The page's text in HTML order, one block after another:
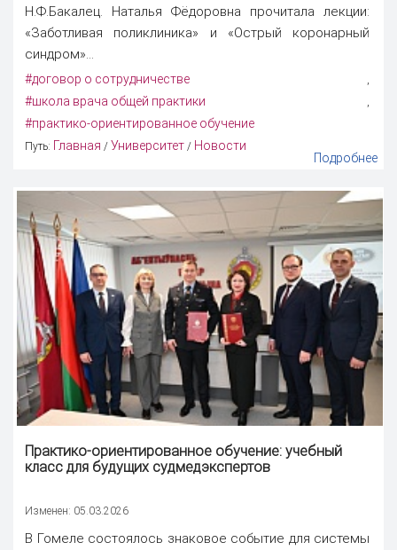
Н.Ф.Бакалец. Наталья Фёдоровна прочитала лекции:
«Заботливая поликлиника» и «Острый коронарный
синдром»...
#договор о сотрудничестве ,
#школа врача общей практики ,
#практико-ориентированное обучение
Путь: Главная / Университет / Новости
Подробнее
Практико-ориентированное обучение: учебный
класс для будущих судмедэкспертов
Изменен: 05.03.2026
В Гомеле состоялось знаковое событие для системы